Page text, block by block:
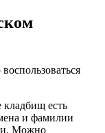
есть
и фамилии
Можно